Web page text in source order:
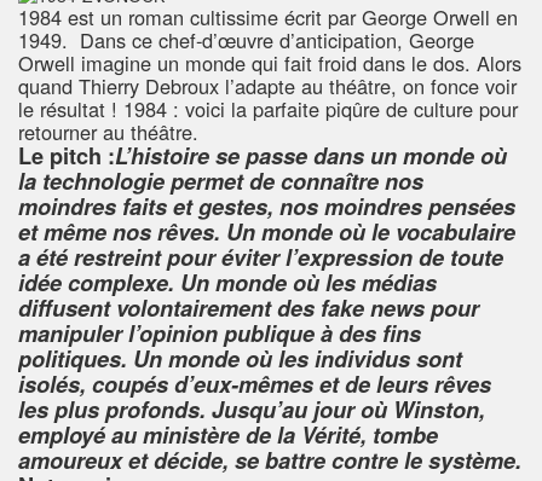
1984 est un roman cultissime écrit par George Orwell en
1949. Dans ce chef-d’œuvre d’anticipation, George
Orwell imagine un monde qui fait froid dans le dos. Alors
quand Thierry Debroux l’adapte au théâtre, on fonce voir
le résultat ! 1984 : voici la parfaite piqûre de culture pour
retourner au théâtre.
Le pitch :L’histoire se passe dans un monde où
la technologie permet de connaître nos
moindres faits et gestes, nos moindres pensées
et même nos rêves. Un monde où le vocabulaire
a été restreint pour éviter l’expression de toute
idée complexe. Un monde où les médias
diffusent volontairement des fake news pour
manipuler l’opinion publique à des fins
politiques. Un monde où les individus sont
isolés, coupés d’eux-mêmes et de leurs rêves
les plus profonds. Jusqu’au jour où Winston,
employé au ministère de la Vérité, tombe
amoureux et décide, se battre contre le système.